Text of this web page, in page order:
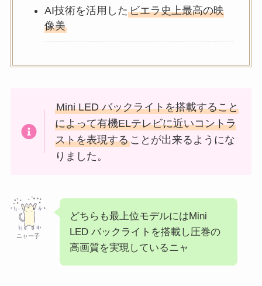
AI技術を活用したビエラ史上最高の映
像美
Mini LED バックライトを搭載すること
によって有機ELテレビに近いコントラ
ストを表現することが出来るようにな
りました。
ニャー子
どちらも最上位モデルにはMini
LED バックライトを搭載し圧巻の
高画質を実現しているニャ